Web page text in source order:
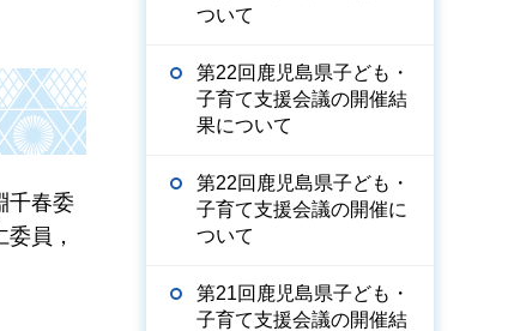
千春委
員，
ついて
第22回鹿児島県子ども・
子育て支援会議の開催結
果について
第22回鹿児島県子ども・
子育て支援会議の開催に
ついて
第21回鹿児島県子ども・
子育て支援会議の開催結